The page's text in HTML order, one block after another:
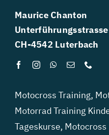
Maurice Chanton
CH-4542 Luterbach
Motocross Training,
Motorrad Training
Tageskurse, Motocross